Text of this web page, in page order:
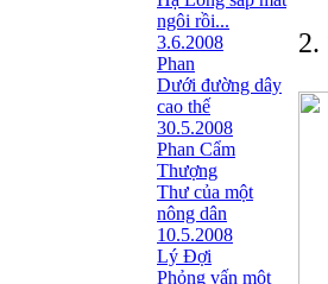
ngôi rồi...
3.6.2008
Phan
Dưới đường dây
cao thế
30.5.2008
Phan Cẩm
Thượng
Thư của một
nông dân
10.5.2008
Lý Đợi
Phỏng vấn một
2.